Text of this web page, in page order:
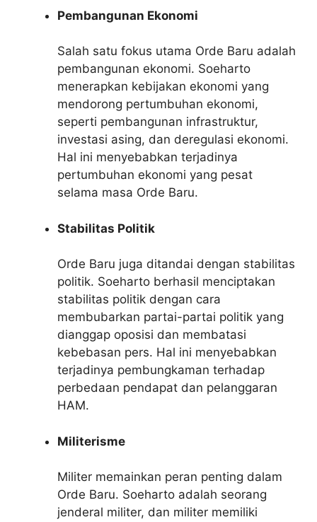
Pembangunan Ekonomi
Salah satu fokus utama Orde Baru adalah
pembangunan ekonomi. Soeharto
menerapkan kebijakan ekonomi yang
mendorong pertumbuhan ekonomi,
seperti pembangunan infrastruktur,
investasi asing, dan deregulasi ekonomi.
Hal ini menyebabkan terjadinya
pertumbuhan ekonomi yang pesat
selama masa Orde Baru.
Stabilitas Politik
Orde Baru juga ditandai dengan stabilitas
politik. Soeharto berhasil menciptakan
stabilitas politik dengan cara
membubarkan partai-partai politik yang
dianggap oposisi dan membatasi
kebebasan pers. Hal ini menyebabkan
terjadinya pembungkaman terhadap
perbedaan pendapat dan pelanggaran
HAM.
Militerisme
Militer memainkan peran penting dalam
Orde Baru. Soeharto adalah seorang
jenderal militer, dan militer memiliki